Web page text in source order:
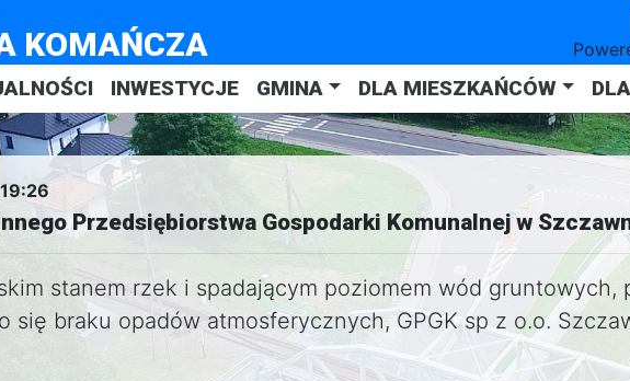
KOMAŃCZA
INWESTYCJE GMINA DLA MIESZKAŃCÓW
Przedsiębiorstwa Gospodarki Komunalnej w
stanem rzek i spadającym poziomem wód gruntowych,
się braku opadów atmosferycznych, GPGK sp z o.o.